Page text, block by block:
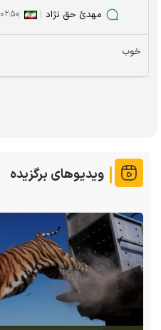
مهدئ حق نژاد |
|۰۲:۵۰ - ۱۴۰۳/۱۰/۲۰
خوب
ویدیوهای برگزیده